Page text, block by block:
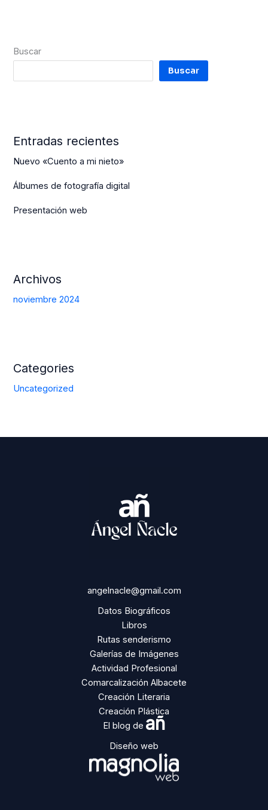
Buscar
Buscar
Entradas recientes
Nuevo «Cuento a mi nieto»
Álbumes de fotografía digital
Presentación web
Archivos
noviembre 2024
Categories
Uncategorized
angelnacle@gmail.com
Datos Biográficos
Libros
Rutas senderismo
Galerías de Imágenes
Actividad Profesional
Comarcalización Albacete
Creación Literaria
Creación Plástica
El blog de añ
Diseño web